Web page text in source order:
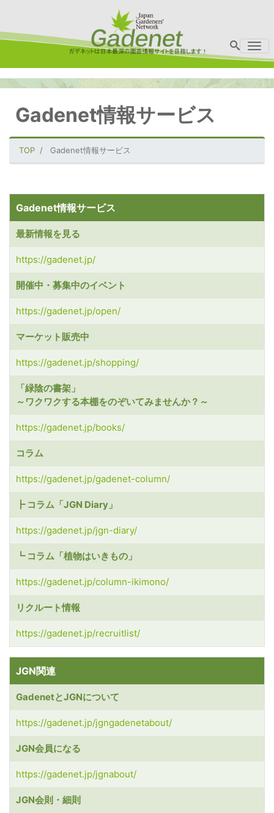
Gadenet情報サービス
TOP Gadenet情報サービス
Gadenet情報サービス
最新情報を見る
https://gadenet.jp/
開催中・募集中のイベント
https://gadenet.jp/open/
マーケット販売中
https://gadenet.jp/shopping/
「緑陰の書架」
～ワクワクする本棚をのぞいてみませんか？～
https://gadenet.jp/books/
コラム
https://gadenet.jp/gadenet-column/
┣ コラム「JGN Diary」
https://gadenet.jp/jgn-diary/
┗ コラム「植物はいきもの」
https://gadenet.jp/column-ikimono/
リクルート情報
https://gadenet.jp/recruitlist/
JGN関連
GadenetとJGNについて
https://gadenet.jp/jgngadenetabout/
JGN会員になる
https://gadenet.jp/jgnabout/
JGN会則・細則